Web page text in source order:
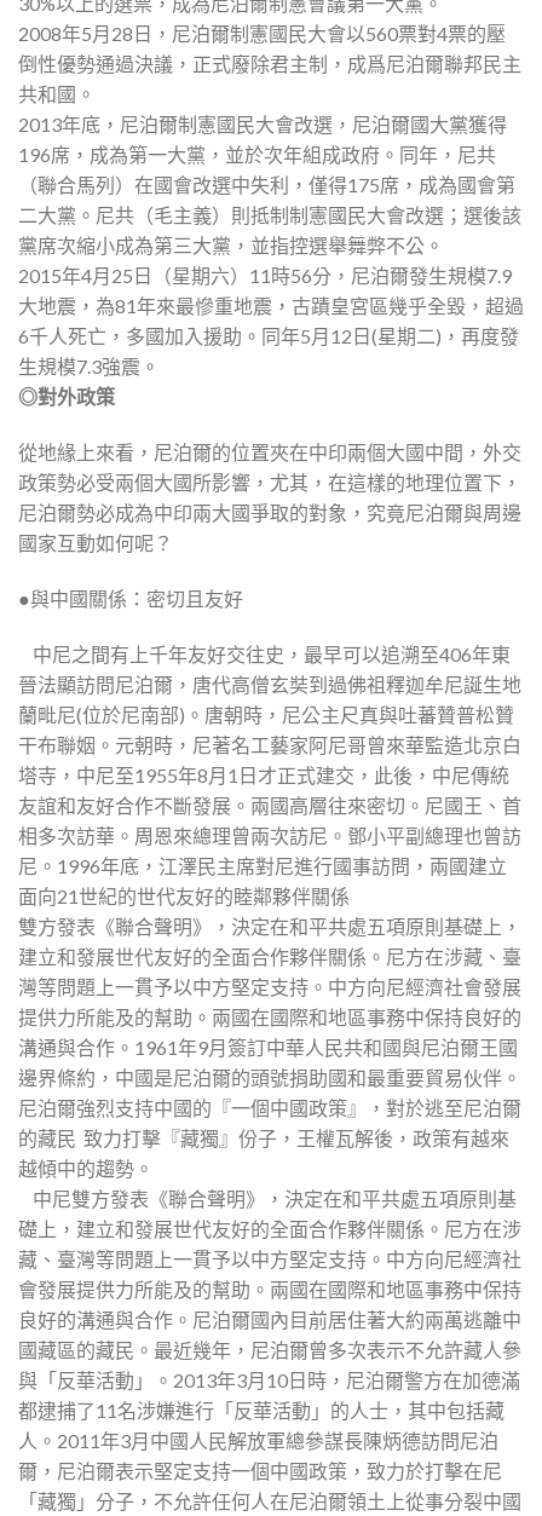
2008年5月28日，尼泊爾制憲國民大會以560票對4票的壓
倒性優勢通過決議，正式廢除君主制，成爲尼泊爾聯邦民主
共和國。
2013年底，尼泊爾制憲國民大會改選，尼泊爾國大黨獲得
196席，成為第一大黨，並於次年組成政府。同年，尼共
（聯合馬列）在國會改選中失利，僅得175席，成為國會第
二大黨。尼共（毛主義）則抵制制憲國民大會改選；選後該
黨席次縮小成為第三大黨，並指控選舉舞弊不公。
2015年4月25日（星期六）11時56分，尼泊爾發生規模7.9
大地震，為81年來最慘重地震，古蹟皇宮區幾乎全毀，超過
6千人死亡，多國加入援助。同年5月12日(星期二)，再度發
生規模7.3強震。
◎對外政策
從地緣上來看，尼泊爾的位置夾在中印兩個大國中間，外交
政策勢必受兩個大國所影響，尤其，在這樣的地理位置下，
尼泊爾勢必成為中印兩大國爭取的對象，究竟尼泊爾與周邊
國家互動如何呢？
●與中國關係：密切且友好
 中尼之間有上千年友好交往史，最早可以追溯至406年東
晉法顯訪問尼泊爾，唐代高僧玄奘到過佛祖釋迦牟尼誕生地
蘭毗尼(位於尼南部)。唐朝時，尼公主尺真與吐蕃贊普松贊
干布聯姻。元朝時，尼著名工藝家阿尼哥曾來華監造北京白
塔寺，中尼至1955年8月1日才正式建交，此後，中尼傳統
友誼和友好合作不斷發展。兩國高層往來密切。尼國王、首
相多次訪華。周恩來總理曾兩次訪尼。鄧小平副總理也曾訪
尼。1996年底，江澤民主席對尼進行國事訪問，兩國建立
面向21世紀的世代友好的睦鄰夥伴關係
雙方發表《聯合聲明》，決定在和平共處五項原則基礎上，
建立和發展世代友好的全面合作夥伴關係。尼方在涉藏、臺
灣等問題上一貫予以中方堅定支持。中方向尼經濟社會發展
提供力所能及的幫助。兩國在國際和地區事務中保持良好的
溝通與合作。1961年9月簽訂中華人民共和國與尼泊爾王國
邊界條約，中國是尼泊爾的頭號捐助國和最重要貿易伙伴。
尼泊爾強烈支持中國的『一個中國政策』，對於逃至尼泊爾
的藏民 致力打擊『藏獨』份子，王權瓦解後，政策有越來
越傾中的趨勢。
中尼雙方發表《聯合聲明》，決定在和平共處五項原則基
礎上，建立和發展世代友好的全面合作夥伴關係。尼方在涉
藏、臺灣等問題上一貫予以中方堅定支持。中方向尼經濟社
會發展提供力所能及的幫助。兩國在國際和地區事務中保持
良好的溝通與合作。尼泊爾國內目前居住著大約兩萬逃離中
國藏區的藏民。最近幾年，尼泊爾曾多次表示不允許藏人參
與「反華活動」。2013年3月10日時，尼泊爾警方在加德滿
都逮捕了11名涉嫌進行「反華活動」的人士，其中包括藏
人。2011年3月中國人民解放軍總參謀長陳炳德訪問尼泊
爾，尼泊爾表示堅定支持一個中國政策，致力於打擊在尼
「藏獨」分子，不允許任何人在尼泊爾領土上從事分裂中國